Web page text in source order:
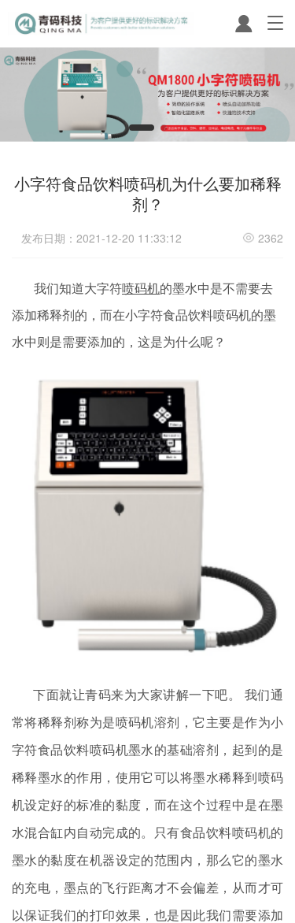
T
g
l
g
a
o
小字符食品饮料喷码机为什么要加稀释
剂？
发布日期：2021-12-20 11:33:12 2362
我们知道大字符喷码机的墨水中是不需要去
添加稀释剂的，而在小字符食品饮料喷码机的墨
水中则是需要添加的，这是为什么呢？
下面就让青码来为大家讲解一下吧。 我们通
常将稀释剂称为是喷码机溶剂，它主要是作为小
字符食品饮料喷码机墨水的基础溶剂，起到的是
稀释墨水的作用，使用它可以将墨水稀释到喷码
机设定好的标准的黏度，而在这个过程中是在墨
水混合缸内自动完成的。只有食品饮料喷码机的
墨水的黏度在机器设定的范围内，那么它的墨水
的充电，墨点的飞行距离才不会偏差，从而才可
以保证我们的打印效果，也是因此我们需要添加